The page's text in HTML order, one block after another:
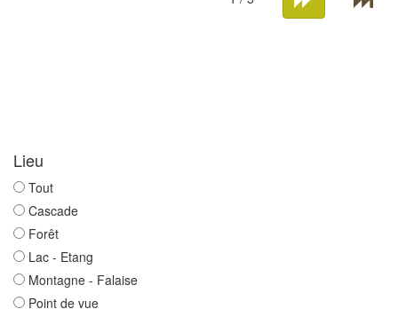
Lieu
Tout
Cascade
Forêt
Lac - Etang
Montagne - Falaise
Point de vue